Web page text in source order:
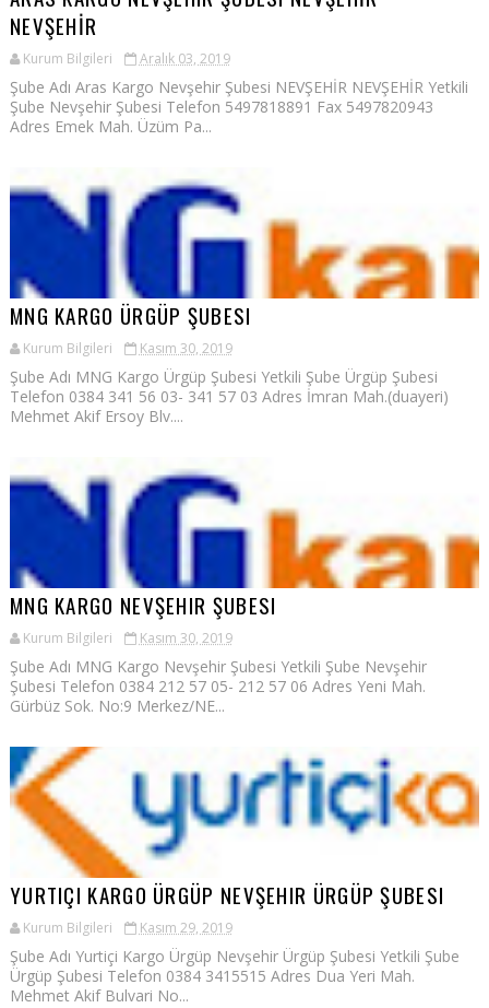
NEVŞEHİR
Kurum Bilgileri Aralık 03, 2019
Şube Adı Aras Kargo Nevşehir Şubesi NEVŞEHİR NEVŞEHİR Yetkili
Şube Nevşehir Şubesi Telefon 5497818891 Fax 5497820943
Adres Emek Mah. Üzüm Pa...
MNG KARGO ÜRGÜP ŞUBESI
Kurum Bilgileri Kasım 30, 2019
Şube Adı MNG Kargo Ürgüp Şubesi Yetkili Şube Ürgüp Şubesi
Telefon 0384 341 56 03- 341 57 03 Adres İmran Mah.(duayeri)
Mehmet Akif Ersoy Blv....
MNG KARGO NEVŞEHIR ŞUBESI
Kurum Bilgileri Kasım 30, 2019
Şube Adı MNG Kargo Nevşehir Şubesi Yetkili Şube Nevşehir
Şubesi Telefon 0384 212 57 05- 212 57 06 Adres Yeni Mah.
Gürbüz Sok. No:9 Merkez/NE...
YURTIÇI KARGO ÜRGÜP NEVŞEHIR ÜRGÜP ŞUBESI
Kurum Bilgileri Kasım 29, 2019
Şube Adı Yurtiçi Kargo Ürgüp Nevşehir Ürgüp Şubesi Yetkili Şube
Ürgüp Şubesi Telefon 0384 3415515 Adres Dua Yeri Mah.
Mehmet Akif Bulvari No...